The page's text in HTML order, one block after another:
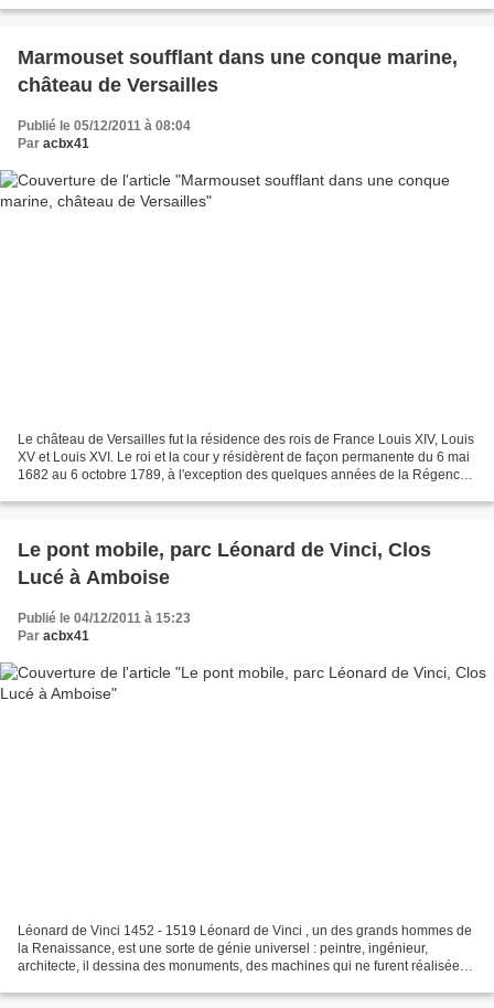
Marmouset soufflant dans une conque marine,
château de Versailles
Publié le 05/12/2011 à 08:04
Par acbx41
Le château de Versailles fut la résidence des rois de France Louis XIV, Louis
XV et Louis XVI. Le roi et la cour y résidèrent de façon permanente du 6 mai
1682 au 6 octobre 1789, à l'exception des quelques années de la Régence.
Le pont mobile, parc Léonard de Vinci, Clos
Lucé à Amboise
Publié le 04/12/2011 à 15:23
Par acbx41
Léonard de Vinci 1452 - 1519 Léonard de Vinci , un des grands hommes de
la Renaissance, est une sorte de génie universel : peintre, ingénieur,
architecte, il dessina des monuments, des machines qui ne furent réalisées